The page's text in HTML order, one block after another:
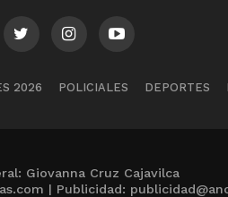
2026 POLICIALES DEPORTES
Giovanna Cruz Cajavilca
| Publicidad: